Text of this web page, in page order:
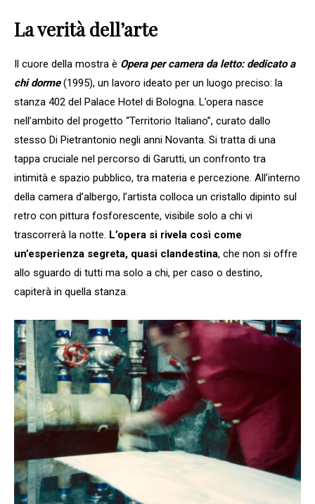
La verità dell’arte
Il cuore della mostra è Opera per camera da letto: dedicato a
chi dorme(1995), un lavoro ideato per un luogo preciso: la
stanza 402 del Palace Hotel di Bologna. L’opera nasce
nell’ambito del progetto “Territorio Italiano”, curato dallo
stesso Di Pietrantonio negli anni Novanta. Si tratta di una
tappa cruciale nel percorso di Garutti, un confronto tra
intimità e spazio pubblico, tra materia e percezione. All’interno
della camera d’albergo, l’artista colloca un cristallo dipinto sul
retro con pittura fosforescente, visibile solo a chi vi
trascorrerà la notte. L’opera si rivela così come
un’esperienza segreta, quasi clandestina, che non si offre
allo sguardo di tutti ma solo a chi, per caso o destino,
capiterà in quella stanza.